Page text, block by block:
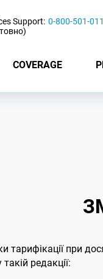
Support: 0-800-501-011
COVERAGE
тарифікації при
редакції: